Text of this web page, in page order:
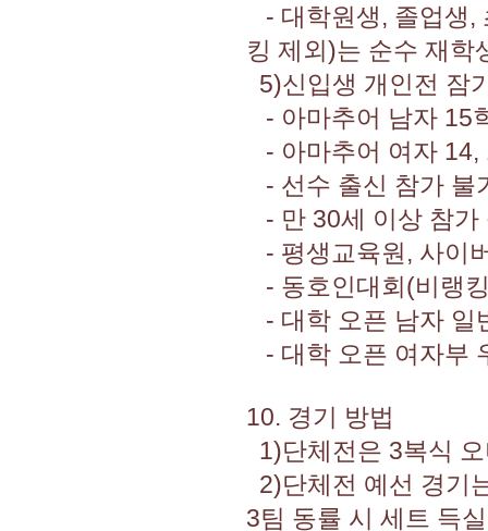
- 대학원생, 졸업생,
킹 제외)는 순수 재학
5)신입생 개인전 잠
- 아마추어 남자 15
- 아마추어 여자 14,
- 선수 출신 참가 불
- 만 30세 이상 참가
- 평생교육원, 사이
- 동호인대회(비랭
- 대학 오픈 남자 일
- 대학 오픈 여자부
10. 경기 방법
1)단체전은 3복식
2)단체전 예선 경기
3팀 동률 시 세트 득